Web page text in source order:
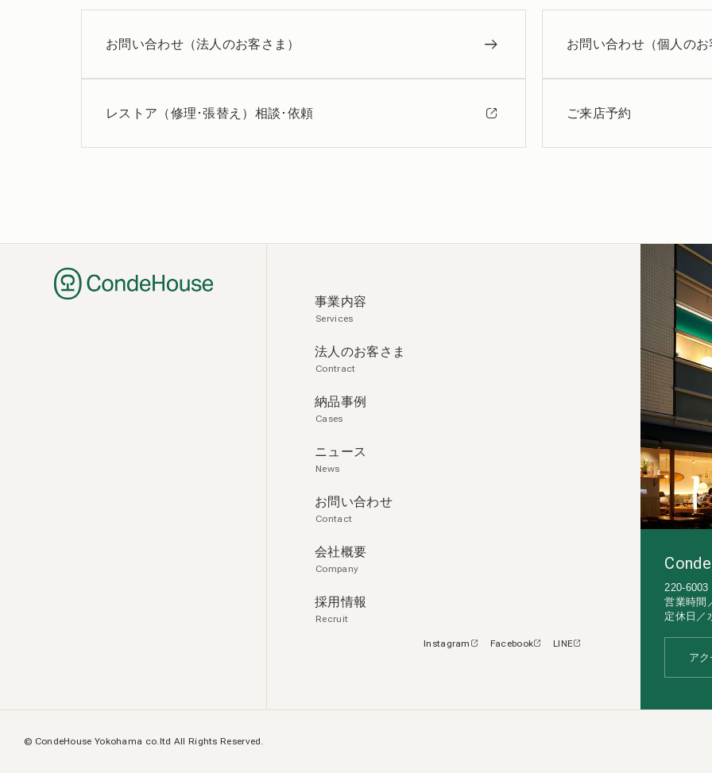
お問い合わせ（法人のお客さま） お問い合わせ（個人の
レストア（修理･張替え）相談･依頼 ご来店予約
事業内容
Services
法人のお客さま
Contract
納品事例
Cases
ニュース
News
お問い合わせ
Contact
会社概要
Company
採用情報
Recruit
LINE
Facebook
Instagram
220-
営業時間
定休日／
ア
© CondeHouse Yokohama co.ltd All Rights Reserved.